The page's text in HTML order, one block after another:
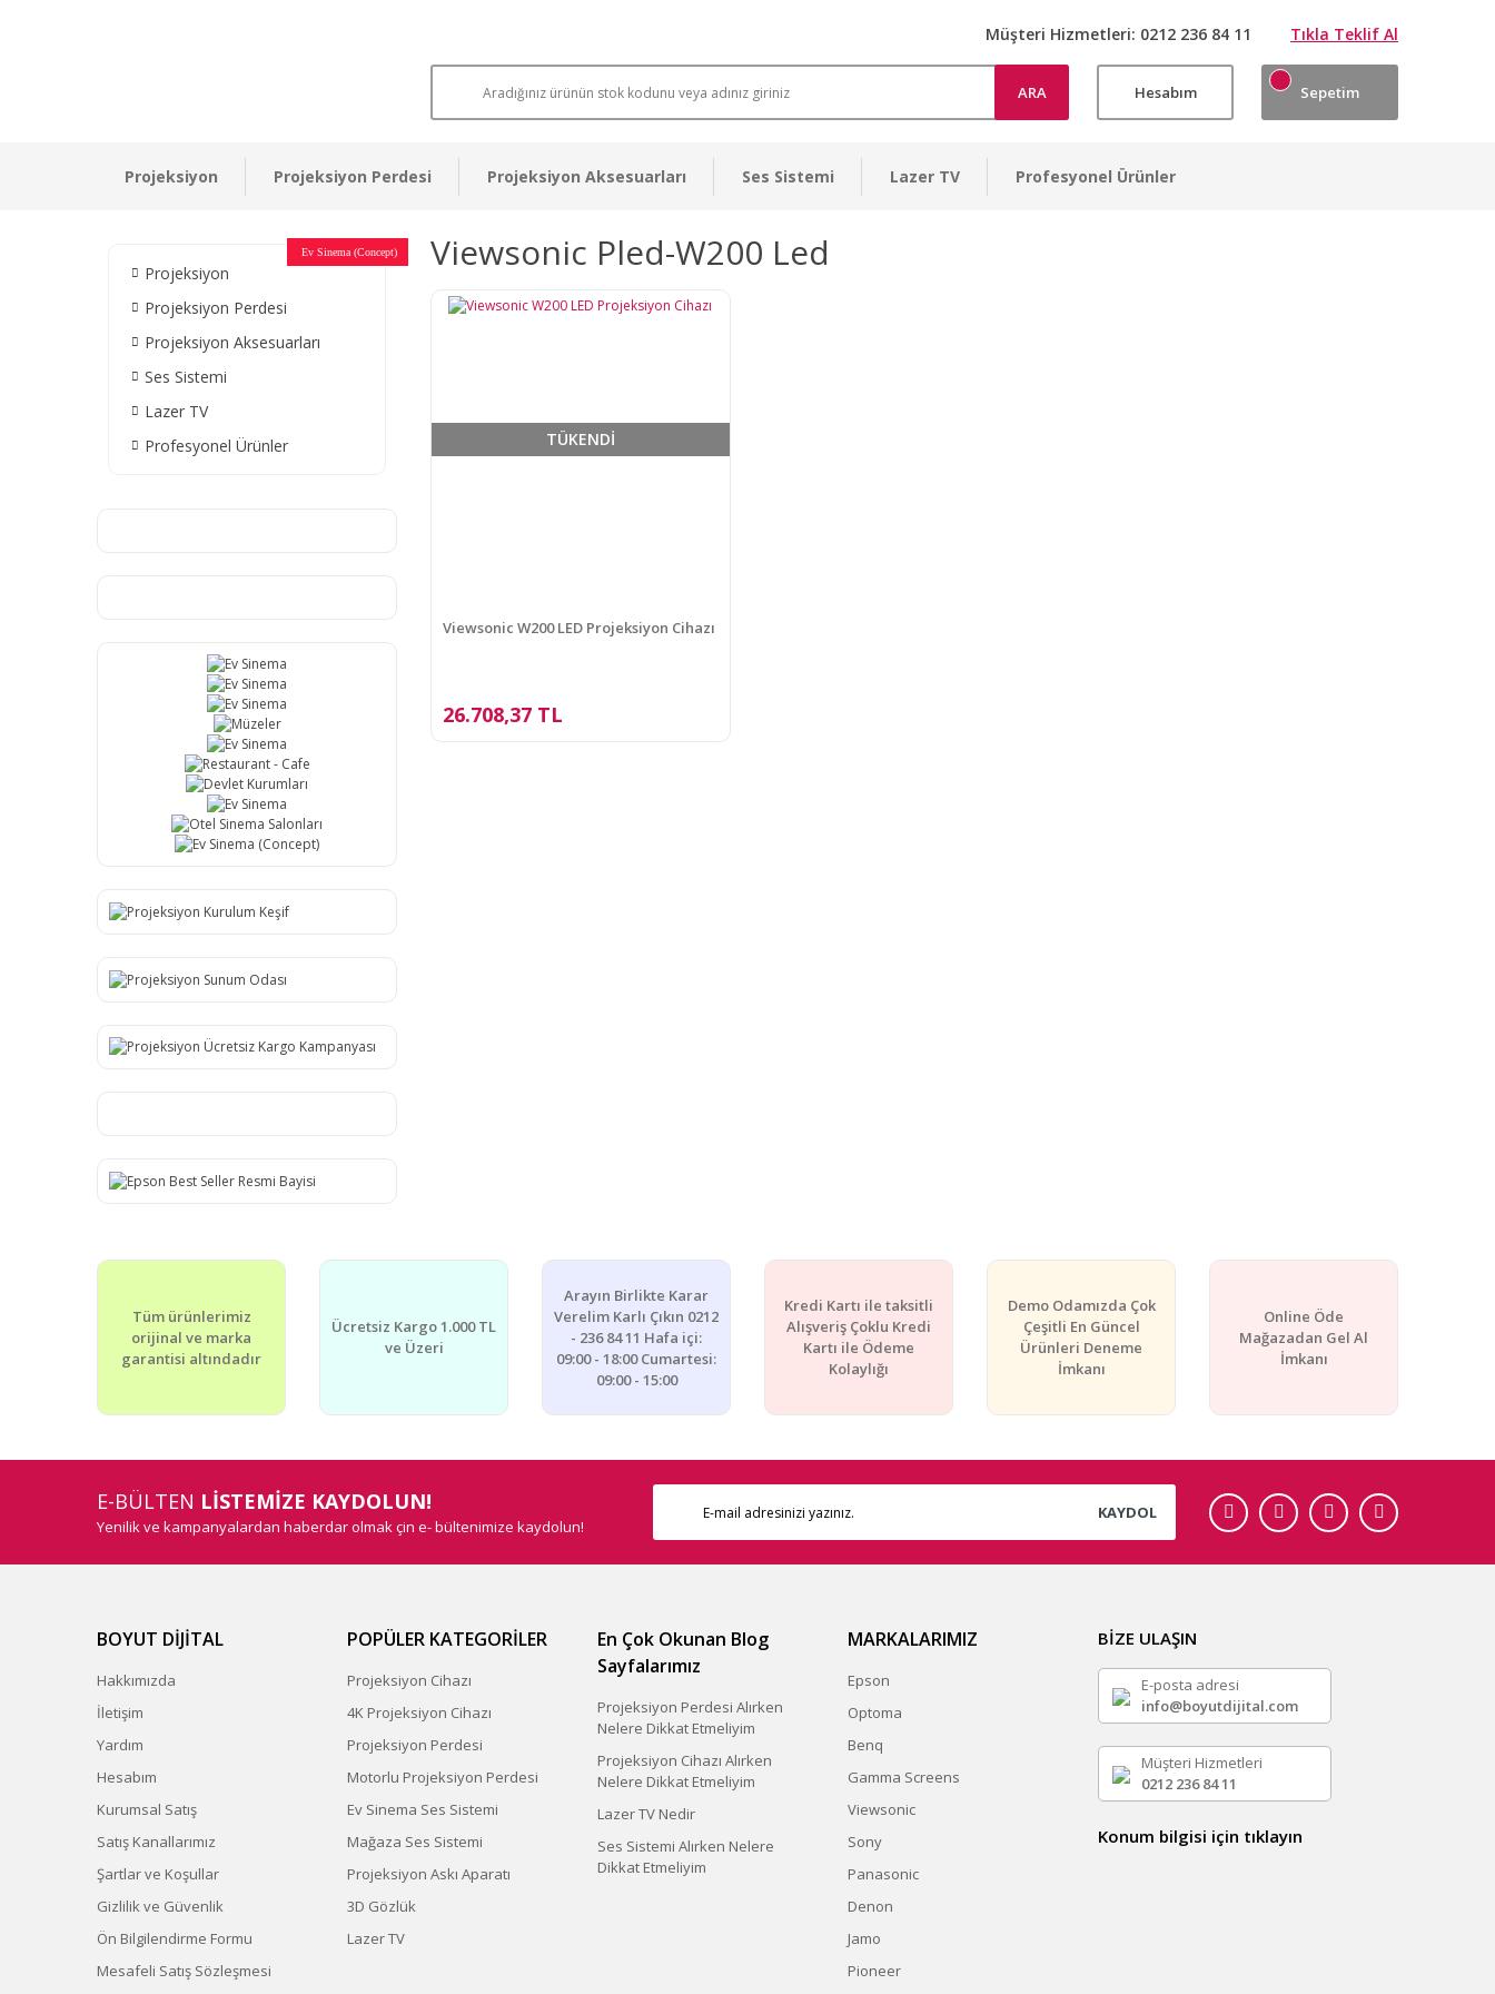
Müşteri Hizmetleri: 0212 236 84 11 Tıkla Teklif Al
ARA Hesabım Sepetim
Projeksiyon Projeksiyon Perdesi Projeksiyon Aksesuarları Ses Sistemi Lazer TV Profesyonel Ürünler
Projeksiyon
Projeksiyon Perdesi
Projeksiyon Aksesuarları
Ses Sistemi
Lazer TV
Profesyonel Ürünler
Ev Sinema
Ev Sinema
Ev Sinema
Müzeler
Ev Sinema
Restaurant - Cafe
Devlet Kurumları
Ev Sinema
Otel Sinema Salonları
Ev Sinema (Concept) Viewsonic Pled-W200 Led
TÜKENDİ
Viewsonic W200 LED Projeksiyon Cihazı
26.708,37 TL
Tüm ürünlerimiz
orijinal ve marka
garantisi altındadır
Ücretsiz Kargo 1.000 TL
ve Üzeri
Arayın Birlikte Karar
Verelim Karlı Çıkın 0212
- 236 84 11 Hafa içi:
09:00 - 18:00 Cumartesi:
09:00 - 15:00
Kredi Kartı ile taksitli
Alışveriş Çoklu Kredi
Kartı ile Ödeme
Kolaylığı
Demo Odamızda Çok
Çeşitli En Güncel
Ürünleri Deneme
İmkanı
Online Öde
Mağazadan Gel Al
İmkanı
E-BÜLTEN LİSTEMİZE KAYDOLUN!
Yenilik ve kampanyalardan haberdar olmak çin e- bültenimize kaydolun!
KAYDOL
BOYUT DİJİTAL
Hakkımızda
İletişim
Yardım
Hesabım
Kurumsal Satış
Satış Kanallarımız
Şartlar ve Koşullar
Gizlilik ve Güvenlik
Ön Bilgilendirme Formu
Mesafeli Satış Sözleşmesi
POPÜLER KATEGORİLER
Projeksiyon Cihazı
4K Projeksiyon Cihazı
Projeksiyon Perdesi
Motorlu Projeksiyon Perdesi
Ev Sinema Ses Sistemi
Mağaza Ses Sistemi
Projeksiyon Askı Aparatı
3D Gözlük
Lazer TV
En Çok Okunan Blog
Sayfalarımız
Projeksiyon Perdesi Alırken
Nelere Dikkat Etmeliyim
Projeksiyon Cihazı Alırken
Nelere Dikkat Etmeliyim
Lazer TV Nedir
Ses Sistemi Alırken Nelere
Dikkat Etmeliyim
MARKALARIMIZ
Epson
Optoma
Benq
Gamma Screens
Viewsonic
Sony
Panasonic
Denon
Jamo
Pioneer
BİZE ULAŞIN
E-posta adresi
info@boyutdijital.com
Müşteri Hizmetleri
0212 236 84 11
Konum bilgisi için tıklayın